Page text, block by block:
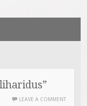
LEAVE A COMMENT